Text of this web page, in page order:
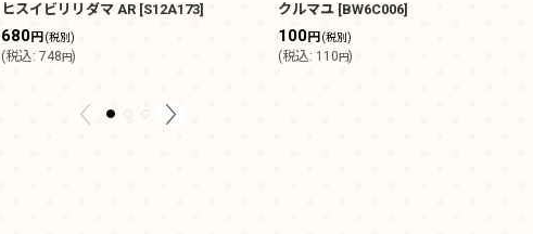
ヒスイビリリダマ AR [S12A173]
680円 (税別)
(税込: 748円)
クルマユ [BW6C006]
100円 (税別)
(税込: 110円)